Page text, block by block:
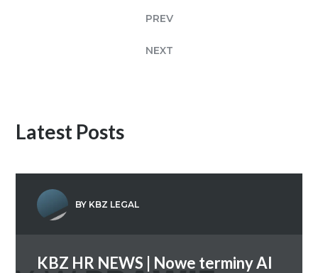
PREV
NEXT
Latest Posts
BY KBZ LEGAL
KBZ HR NEWS | Nowe terminy AI